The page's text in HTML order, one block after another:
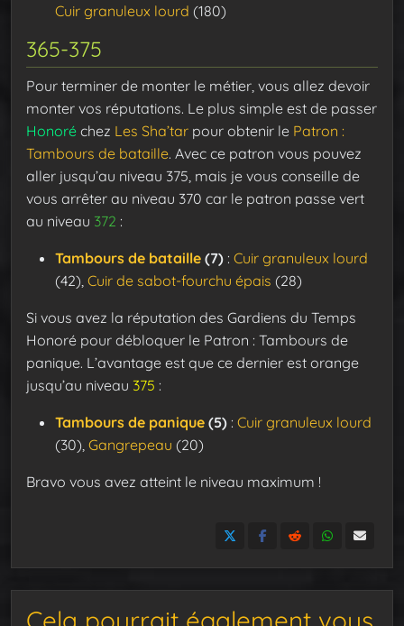
Cuir granuleux lourd (180)
365-375
Pour terminer de monter le métier, vous allez devoir
monter vos réputations. Le plus simple est de passer
Honoré chez Les Sha’tar pour obtenir le Patron :
Tambours de bataille. Avec ce patron vous pouvez
aller jusqu’au niveau 375, mais je vous conseille de
vous arrêter au niveau 370 car le patron passe vert
au niveau 372 :
Tambours de bataille (7) : Cuir granuleux lourd
(42), Cuir de sabot-fourchu épais (28)
Si vous avez la réputation des Gardiens du Temps
Honoré pour débloquer le Patron : Tambours de
panique. L’avantage est que ce dernier est orange
jusqu’au niveau 375 :
Tambours de panique (5) : Cuir granuleux lourd
(30), Gangrepeau (20)
Bravo vous avez atteint le niveau maximum !